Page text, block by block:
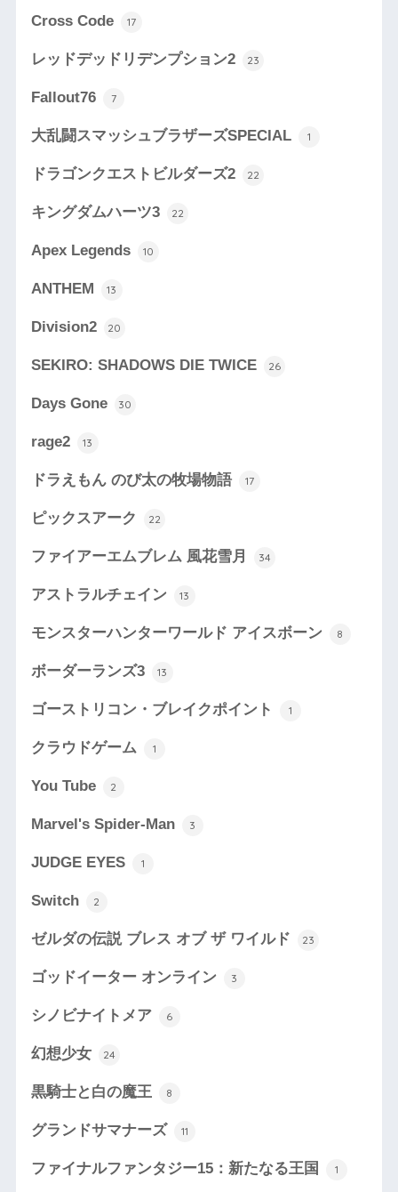
Cross Code 17
レッドデッドリデンプション2 23
Fallout76 7
大乱闘スマッシュブラザーズSPECIAL 1
ドラゴンクエストビルダーズ2 22
キングダムハーツ3 22
Apex Legends 10
ANTHEM 13
Division2 20
SEKIRO: SHADOWS DIE TWICE 26
Days Gone 30
rage2 13
ドラえもん のび太の牧場物語 17
ピックスアーク 22
ファイアーエムブレム 風花雪月 34
アストラルチェイン 13
モンスターハンターワールド アイスボーン 8
ボーダーランズ3 13
ゴーストリコン・ブレイクポイント 1
クラウドゲーム 1
You Tube 2
Marvel's Spider-Man 3
JUDGE EYES 1
Switch 2
ゼルダの伝説 ブレス オブ ザ ワイルド 23
ゴッドイーター オンライン 3
シノビナイトメア 6
幻想少女 24
黒騎士と白の魔王 8
グランドサマナーズ 11
ファイナルファンタジー15：新たなる王国 1